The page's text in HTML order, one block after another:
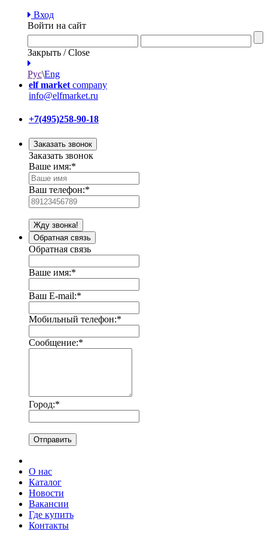
Вход
Войти на сайт
Закрыть / Close
Рус\Eng
elf market company
info@elfmarket.ru
+7(495)258-90-18
Заказать звонок
Заказать звонок
Ваше имя:*
Ваш телефон:*
Жду звонка!
Обратная связь
Обратная связь
Ваше имя:*
Ваш E-mail:*
Мобильный телефон:*
Сообщение:*
Город:*
Отправить
О нас
Каталог
Новости
Вакансии
Где купить
Контакты